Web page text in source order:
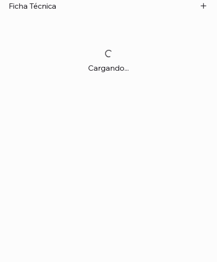
Ficha Técnica
Cargando...